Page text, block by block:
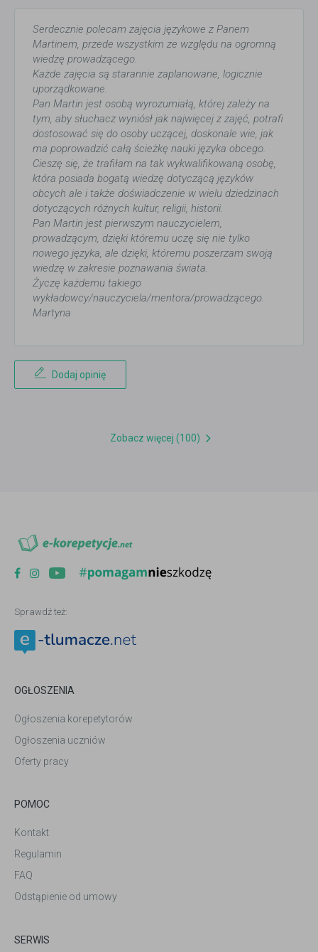
Serdecznie polecam zajęcia językowe z Panem
Martinem, przede wszystkim ze względu na ogromną
wiedzę prowadzącego.
Każde zajęcia są starannie zaplanowane, logicznie
uporządkowane.
Pan Martin jest osobą wyrozumiałą, której zależy na
tym, aby słuchacz wyniósł jak najwięcej z zajęć, potrafi
dostosować się do osoby uczącej, doskonale wie, jak
ma poprowadzić całą ścieżkę nauki języka obcego.
Cieszę się, że trafiłam na tak wykwalifikowaną osobę,
która posiada bogatą wiedzę dotyczącą języków
obcych ale i także doświadczenie w wielu dziedzinach
dotyczących różnych kultur, religii, historii.
Pan Martin jest pierwszym nauczycielem,
prowadzącym, dzięki któremu uczę się nie tylko
nowego języka, ale dzięki, któremu poszerzam swoją
wiedzę w zakresie poznawania świata.
Życzę każdemu takiego
wykładowcy/nauczyciela/mentora/prowadzącego.
Martyna
Dodaj opinię
Zobacz więcej (100)
Sprawdź też:
OGŁOSZENIA
Ogłoszenia korepetytorów
Ogłoszenia uczniów
Oferty pracy
POMOC
Kontakt
Regulamin
FAQ
Odstąpienie od umowy
SERWIS